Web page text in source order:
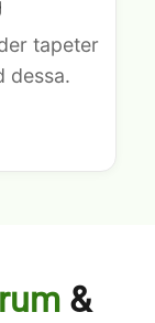
tapeter
dessa.
&